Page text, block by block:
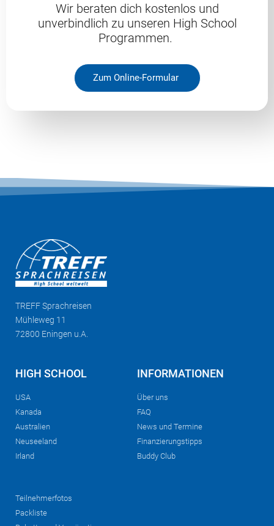
Wir beraten dich kostenlos und
unverbindlich zu unseren High School
Programmen.
Zum Online-Formular
TREFFSprachreisen
Mühleweg 11
72800 Eningen u.A.
HIGH SCHOOL
USA
Kanada
Australien
Neuseeland
Irland
INFORMATIONEN
Über uns
FAQ
News und Termine
Finanzierungstipps
Buddy Club
Teilnehmerfotos
Packliste